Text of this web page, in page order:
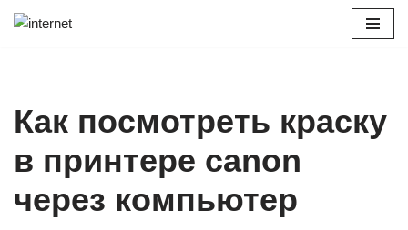
Как посмотреть краску
в принтере canon
через компьютер